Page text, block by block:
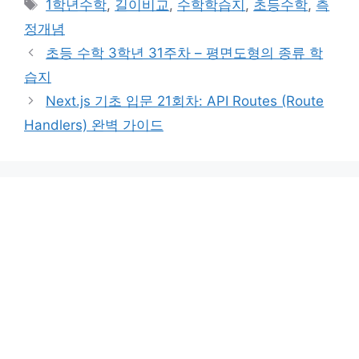
리
그
1학년수학, 길이비교 , 수학학습지 , 초등수학, 측
정개념
초등 수학 3학년 31주차 – 평면도형의 종류 학
습지
Next.js 기초 입문 21회차: API Routes (Route
Handlers) 완벽 가이드